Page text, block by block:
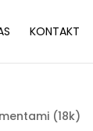
KONTAKT
(18k)